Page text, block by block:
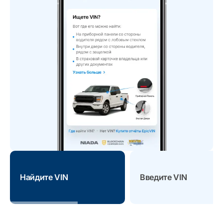
Найдите VIN Введите VIN